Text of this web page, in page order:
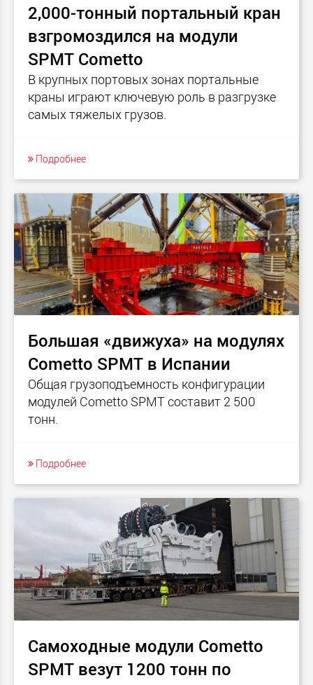
2,000-тонный портальный кран
взгромоздился на модули
SPMT Cometto
В крупных портовых зонах портальные
краны играют ключевую роль в разгрузке
самых тяжелых грузов.
Подробнее
Большая «движуха» на модулях
Cometto SPMT в Испании
Общая грузоподъемность конфигурации
модулей Cometto SPMT составит 2 500
тонн.
Подробнее
Самоходные модули Cometto
SPMT везут 1200 тонн по